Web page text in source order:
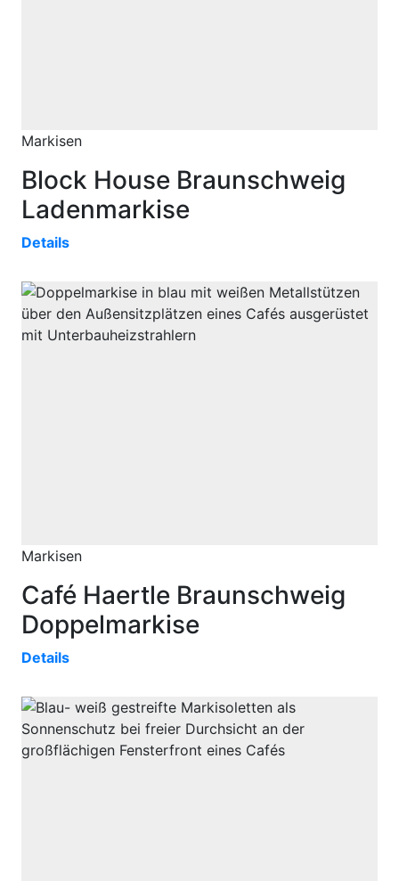
Markisen
Block House Braunschweig
Ladenmarkise
Details
Markisen
Café Haertle Braunschweig
Doppelmarkise
Details